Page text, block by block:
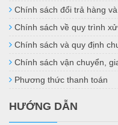
Chính sách đổi trả hàng
Chính sách về quy trình
Chính sách và quy định
Chính sách vận chuyển,
Phương thức thanh toán
HƯỚNG DẪN